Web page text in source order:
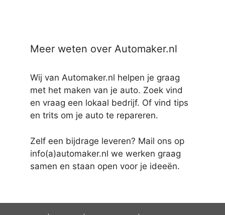
Meer weten over Automaker.nl
Wij van Automaker.nl helpen je graag
met het maken van je auto. Zoek vind
en vraag een lokaal bedrijf. Of vind tips
en trits om je auto te repareren.
Zelf een bijdrage leveren? Mail ons op
info(a)automaker.nl we werken graag
samen en staan open voor je ideeën.